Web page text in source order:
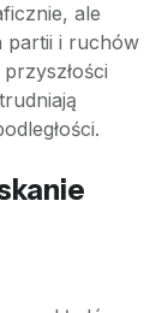
ale
partii i ruchów